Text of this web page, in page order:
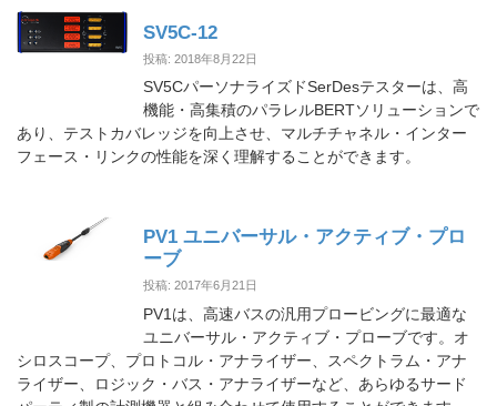
SV5C-12
投稿: 2018年8月22日
SV5CパーソナライズドSerDesテスターは、高
機能・高集積のパラレルBERTソリューションで
あり、テストカバレッジを向上させ、マルチチャネル・インター
フェース・リンクの性能を深く理解することができます。
PV1 ユニバーサル・アクティブ・プロ
ーブ
投稿: 2017年6月21日
PV1は、高速バスの汎用プロービングに最適な
ユニバーサル・アクティブ・プローブです。オ
シロスコープ、プロトコル・アナライザー、スペクトラム・アナ
ライザー、ロジック・バス・アナライザーなど、あらゆるサード